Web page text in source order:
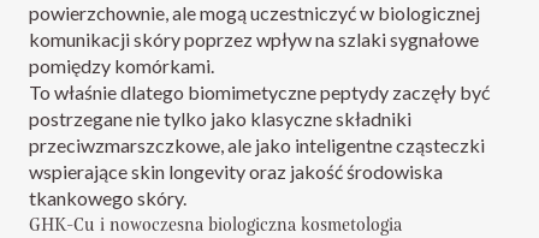
powierzchownie, ale mogą uczestniczyć w biologicznej
komunikacji skóry poprzez wpływ na szlaki sygnałowe
pomiędzy komórkami.
To właśnie dlatego biomimetyczne peptydy zaczęły być
postrzegane nie tylko jako klasyczne składniki
przeciwzmarszczkowe, ale jako inteligentne cząsteczki
wspierające skin longevity oraz jakość środowiska
tkankowego skóry.
GHK-Cu i nowoczesna biologiczna kosmetologia